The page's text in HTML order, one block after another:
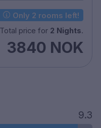
Rana stasjon
i Rana lufthavn
Only 2 rooms left!
Total price for 2 Nights.
3840 NOK
9.3